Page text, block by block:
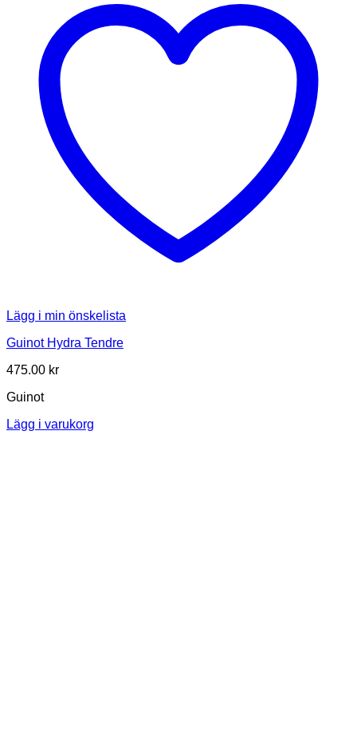
Lägg i min önskelista
Guinot Hydra Tendre
475.00 kr
Guinot
Lägg i varukorg